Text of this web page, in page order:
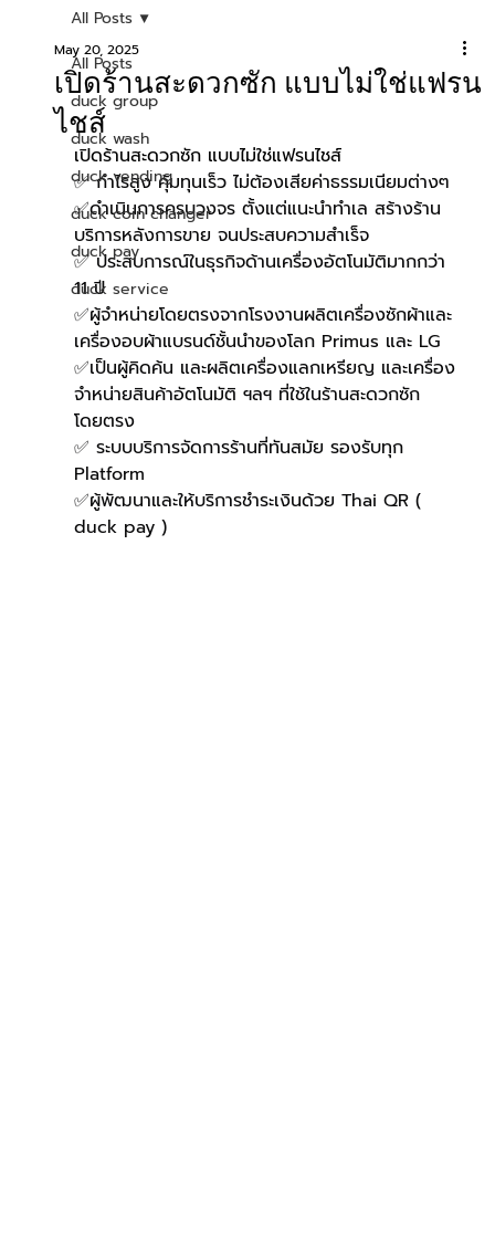
All Posts
duck group
duck wash
duck vending
duck coin changer
duck pay
duck service
All Posts
เปิดร้านสะดวกซัก แบบไม่ใช่แฟรน
ไชส์
May 20, 2025
เปิดร้านสะดวกซัก แบบไม่ใช่แฟรนไชส์
✅ กำไรสูง คุ้มทุนเร็ว ไม่ต้องเสียค่าธรรมเนียมต่างๆ
✅ดำเนินการครบวงจร ตั้งแต่แนะนำทำเล สร้างร้าน
บริการหลังการขาย จนประสบความสำเร็จ
✅ ประสบการณ์ในธุรกิจด้านเครื่องอัตโนมัติมากกว่า
11 ปี
✅ผู้จำหน่ายโดยตรงจากโรงงานผลิตเครื่องซักผ้าและ
เครื่องอบผ้าแบรนด์ชั้นนำของโลก Primus และ LG
✅เป็นผู้คิดค้น และผลิตเครื่องแลกเหรียญ และเครื่อง
จำหน่ายสินค้าอัตโนมัติ ฯลฯ ที่ใช้ในร้านสะดวกซัก
โดยตรง
✅ ระบบบริการจัดการร้านที่ทันสมัย รองรับทุก
Platform
✅ผู้พัฒนาและให้บริการชำระเงินด้วย Thai QR (
duck pay )